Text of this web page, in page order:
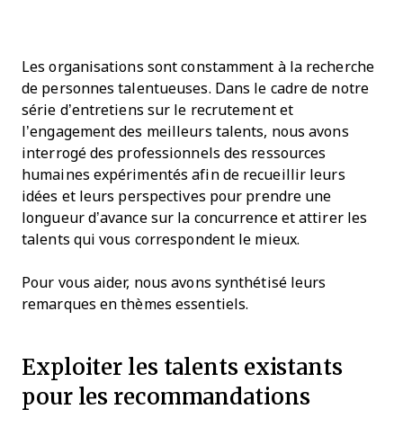
Les organisations sont constamment à la recherche
de personnes talentueuses. Dans le cadre de notre
série d’entretiens sur le recrutement et
l’engagement des meilleurs talents, nous avons
interrogé des professionnels des ressources
humaines expérimentés afin de recueillir leurs
idées et leurs perspectives pour prendre une
longueur d’avance sur la concurrence et attirer les
talents qui vous correspondent le mieux.
Pour vous aider, nous avons synthétisé leurs
remarques en thèmes essentiels.
Exploiter les talents existants
pour les recommandations